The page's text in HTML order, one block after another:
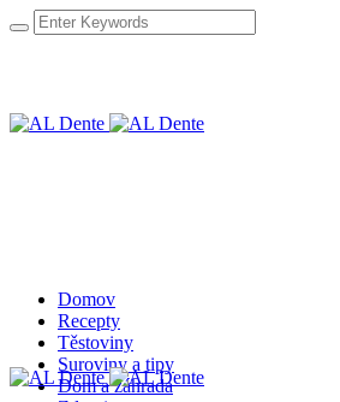
Domov
Recepty
Těstoviny
Suroviny a tipy
Dom a záhrada